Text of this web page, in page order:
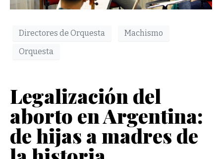
Directores de Orquesta
Machismo
Orquesta
Legalización del
aborto en Argentina:
de hijas a madres de